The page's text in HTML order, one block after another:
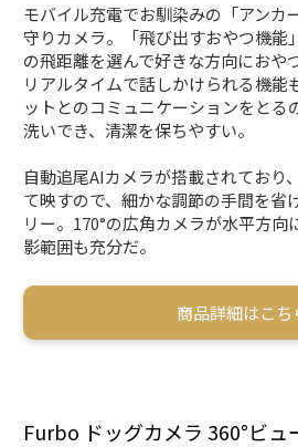
モバイル充電でお馴染みの「アンカ
守りカメラ。「飛び出すおやつ機能
の飛距離を選んで好きな方向におや
リアルタイムで話しかけられる機能
ットとのコミュニケーションをとる
洗いでき、清潔を保ちやすい。
自動追尾AIカメラが搭載されており
て映すので、細かな調節の手間を省
リー。170°の広角カメラが水平方向
影範囲も充分だ。
商品詳細はこち
Furbo ドッグカメラ 360°ビュ